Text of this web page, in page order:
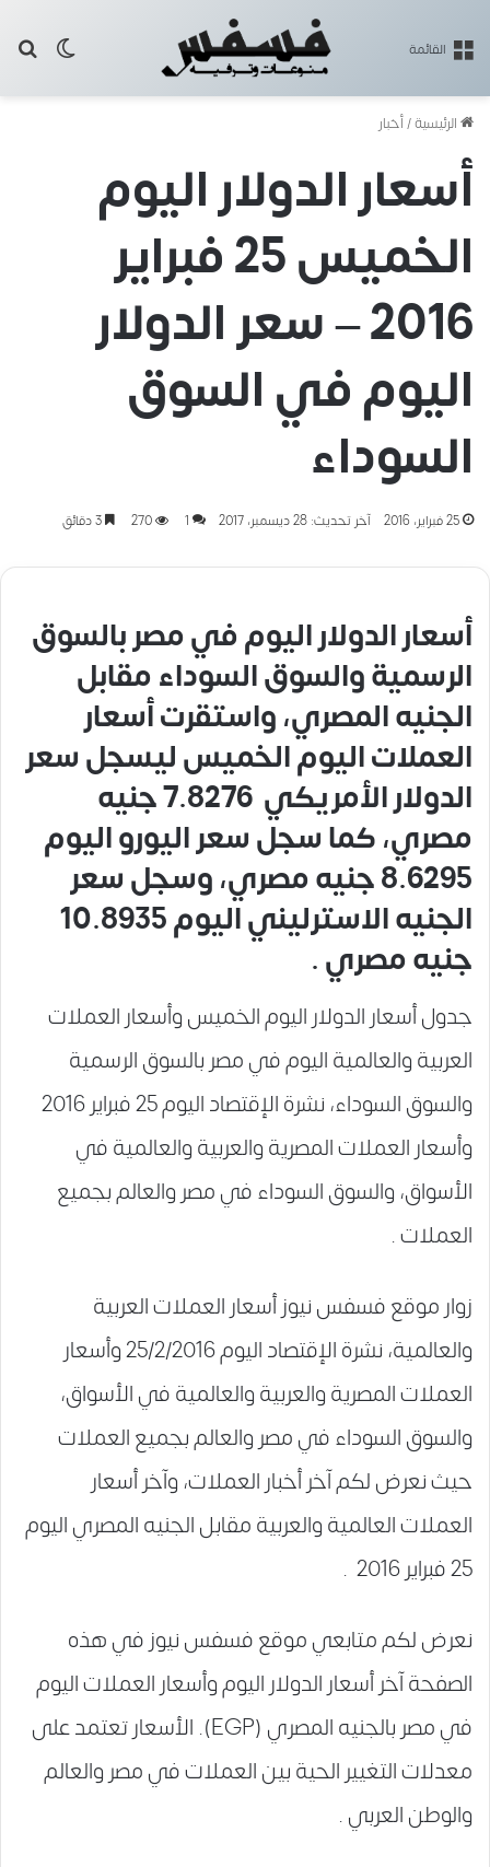
القائمة
الرئيسية/أخبار
أسعار الدولار اليوم
الخميس 25 فبراير
2016 – سعر الدولار
اليوم في السوق
السوداء
25 فبراير، 2016 آخر تحديث: 28 ديسمبر، 2017 1
270
أسعار الدولار اليوم في مصر بالسوق
الرسمية والسوق السوداء مقابل
الجنيه المصري، واستقرت أسعار
العملات اليوم الخميس ليسجل سعر
الدولار الأمريكي 7.8276 جنيه
مصري، كما سجل سعر اليورو اليوم
8.6295 جنيه مصري، وسجل سعر
الجنيه الاسترليني اليوم 10.8935
جنيه مصري .
جدول أسعار الدولار اليوم الخميس وأسعار العملات
العربية والعالمية اليوم في مصر بالسوق الرسمية
والسوق السوداء، نشرة الإقتصاد اليوم 25 فبراير 2016
وأسعار العملات المصرية والعربية والعالمية في
الأسواق، والسوق السوداء في مصر والعالم بجميع
العملات .
زوار موقع فسفس نيوز أسعار العملات العربية
والعالمية، نشرة الإقتصاد اليوم 25/2/2016 وأسعار
العملات المصرية والعربية والعالمية في الأسواق،
والسوق السوداء في مصر والعالم بجميع العملات
حيث نعرض لكم آخر أخبار العملات، وآخر أسعار
العملات العالمية والعربية مقابل الجنيه المصري اليوم
25 فبراير 2016 .
نعرض لكم متابعي موقع فسفس نيوز في هذه
الصفحة آخر أسعار الدولار اليوم وأسعار العملات اليوم
في مصر بالجنيه المصري (EGP). الأسعار تعتمد على
معدلات التغيير الحية بين العملات في مصر والعالم
والوطن العربي .